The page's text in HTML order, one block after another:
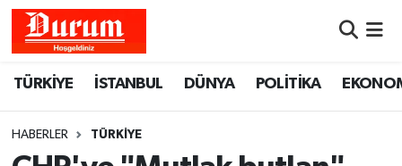
TÜRKİYE İSTANBUL DÜNYA POLİTİKA
HABERLER TÜRKİYE
Hava Durumu
Namaz Vakitleri